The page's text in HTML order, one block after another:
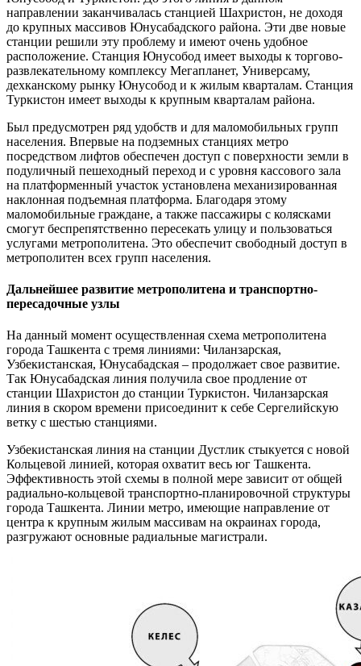
направлении заканчивалась станцией Шахристон, не доходя
до крупных массивов Юнусабадского района. Эти две новые
станции решили эту проблему и имеют очень удобное
расположение. Станция Юнусобод имеет выходы к торгово-
развлекательному комплексу Мегапланет, Универсаму,
дехканскому рынку Юнусобод и к жилым кварталам. Станция
Туркистон имеет выходы к крупным кварталам района.
Был предусмотрен ряд удобств и для маломобильных групп
населения. Впервые на подземных станциях метро
посредством лифтов обеспечен доступ с поверхности земли в
подуличный пешеходный переход и с уровня кассового зала
на платформенный участок установлена механизированная
наклонная подъемная платформа. Благодаря этому
маломобильные граждане, а также пассажиры с колясками
смогут беспрепятственно пересекать улицу и пользоваться
услугами метрополитена. Это обеспечит свободный доступ в
метрополитен всех групп населения.
Дальнейшее развитие метрополитена и транспортно-
пересадочные узлы
На данный момент осуществленная схема метрополитена
города Ташкента с тремя линиями: Чиланзарская,
Узбекистанская, Юнусабадская – продолжает свое развитие.
Так Юнусабадская линия получила свое продление от
станции Шахристон до станции Туркистон. Чиланзарская
линия в скором времени присоединит к себе Сергелийскую
ветку с шестью станциями.
Узбекистанская линия на станции Дустлик стыкуется с новой
Кольцевой линией, которая охватит весь юг Ташкента.
Эффективность этой схемы в полной мере зависит от общей
радиально-кольцевой транспортно-планировочной структуры
города Ташкента. Линии метро, имеющие направление от
центра к крупным жилым массивам на окраинах города,
разгружают основные радиальные магистрали.